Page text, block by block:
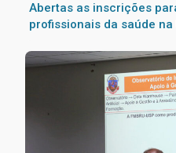
Abertas as inscrições
profissionais da saúde na